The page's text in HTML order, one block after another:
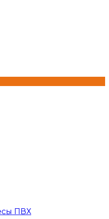
ПВХ